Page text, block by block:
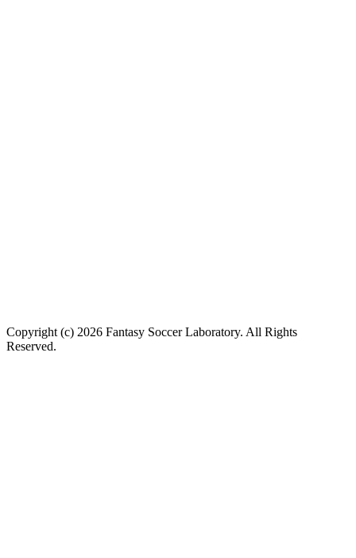
Copyright (c) 2026 Fantasy Soccer Laboratory. All Rights
Reserved.